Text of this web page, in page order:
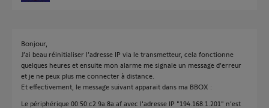
Bonjour,
J’ai beau réinitialiser l’adresse IP via le transmetteur, cela fonctionne
quelques heures et ensuite mon alarme me signale un message d’erreur
et je ne peux plus me connecter à distance.
Et effectivement, le message suivant apparait dans ma BBOX :
Le périphérique 00:50:c2:9a:8a:af avec l'adresse IP "194.168.1.201" n’est